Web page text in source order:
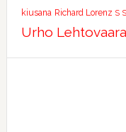
kiusana Richard Lorenz S
Urho Lehtovaara